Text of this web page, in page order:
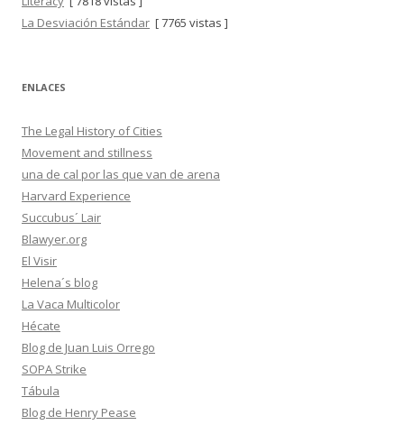
La Desviación Estándar [ 7765 vistas ]
ENLACES
The Legal History of Cities
Movement and stillness
una de cal por las que van de arena
Harvard Experience
Succubus´ Lair
Blawyer.org
El Visir
Helena´s blog
La Vaca Multicolor
Hécate
Blog de Juan Luis Orrego
SOPA Strike
Tábula
Blog de Henry Pease